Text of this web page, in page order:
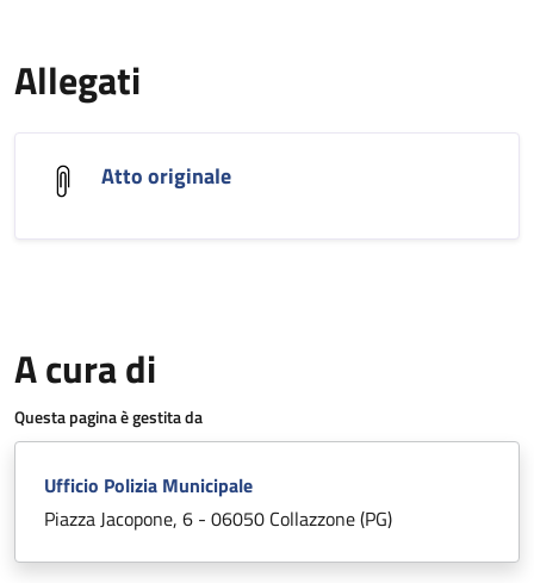
Allegati
Atto originale
A cura di
Questa pagina è gestita da
Ufficio Polizia Municipale
Piazza Jacopone, 6 - 06050 Collazzone (PG)